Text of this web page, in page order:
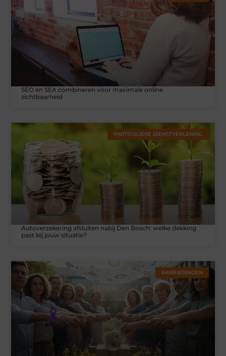
SEO en SEA combineren voor maximale online
zichtbaarheid
PARTICULIERE DIENSTVERLENING
Autoverzekering afsluiten nabij Den Bosch: welke dekking
past bij jouw situatie?
AANBIEDINGEN